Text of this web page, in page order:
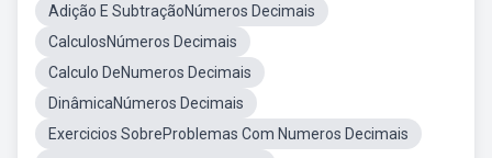
Adição E SubtraçãoNúmeros Decimais
CalculosNúmeros Decimais
Calculo DeNumeros Decimais
DinâmicaNúmeros Decimais
Exercicios SobreProblemas Com Numeros Decimais